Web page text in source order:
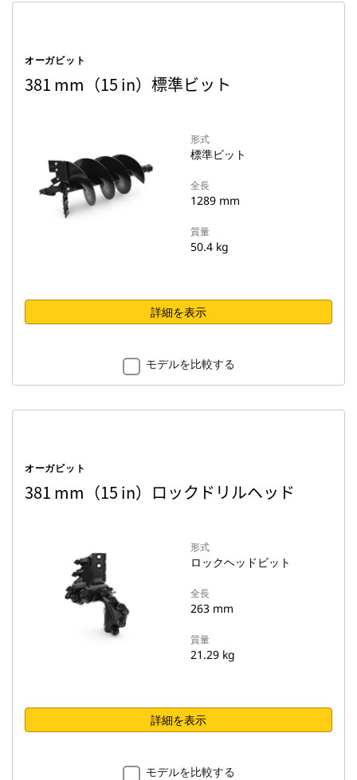
オーガビット
381 mm（15 in）標準ビット
形式
標準ビット
全長
1289 mm
質量
50.4 kg
詳細を表示
モデルを比較する
オーガビット
381 mm（15 in）ロックドリルヘッド
形式
ロックヘッドビット
全長
263 mm
質量
21.29 kg
詳細を表示
モデルを比較する